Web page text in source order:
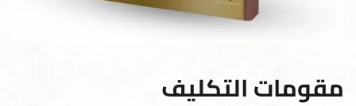
مقومات التكليف